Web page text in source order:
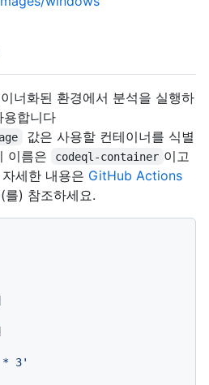
너화된 환경에서 분석을 실행하
합니다
값은 사용할 컨테이너를 식별
이름은
codeql-container 이고
세한 내용은 GitHub Actions
를) 참조하세요.
* 3'